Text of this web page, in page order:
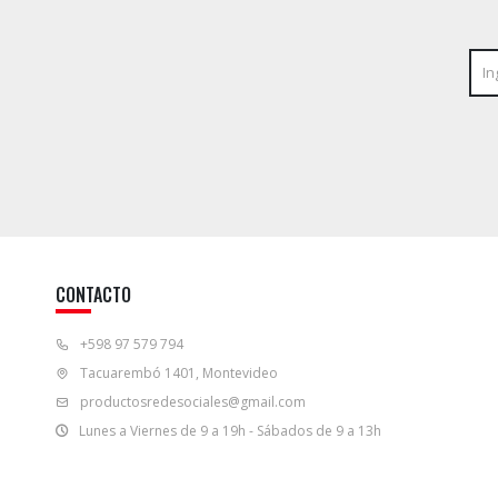
CONTACTO
+598 97 579 794
Tacuarembó 1401, Montevideo
productosredesociales@gmail.com
Lunes a Viernes de 9 a 19h - Sábados de 9 a 13h